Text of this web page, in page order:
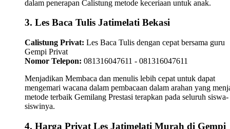
dalam penerapan Calistung metode keceriaan untuk anak.
3. Les Baca Tulis Jatimelati Bekasi
Calistung Privat: Les Baca Tulis dengan cepat bersama guru
Gempi Privat
Nomor Telepon: 081316047611 - 081316047611
Menjadikan Membaca dan menulis lebih cepat untuk dapat
mengemari wacana dalam pembacaan dalam arahan yang
metode terbaik Gemilang Prestasi terapkan pada seluruh siswa-
siswinya.
4. Harga Privat Les Jatimelati Murah di Gempi